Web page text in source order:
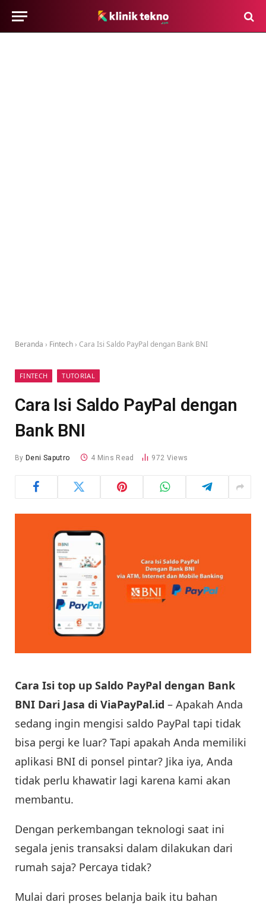
Beranda › Fintech › Cara Isi Saldo PayPal dengan Bank BNI
FINTECH TUTORIAL
Cara Isi Saldo PayPal dengan
Bank BNI
By Deni Saputro 4 Mins Read 972 Views
Cara Isi top up Saldo PayPal dengan Bank
BNI Dari Jasa di ViaPayPal.id – Apakah Anda
sedang ingin mengisi saldo PayPal tapi tidak
bisa pergi ke luar? Tapi apakah Anda memiliki
aplikasi BNI di ponsel pintar? Jika iya, Anda
tidak perlu khawatir lagi karena kami akan
membantu.
Dengan perkembangan teknologi saat ini
segala jenis transaksi dalam dilakukan dari
rumah saja? Percaya tidak?
Mulai dari proses belanja baik itu bahan